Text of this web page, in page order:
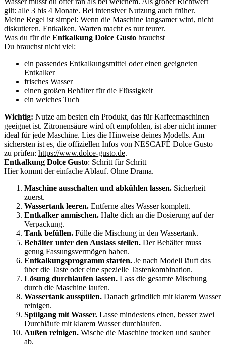
gilt: alle 3 bis 4 Monate. Bei intensiver Nutzung auch früher.
Meine Regel ist simpel: Wenn die Maschine langsamer wird, nicht
diskutieren. Entkalken. Warten macht es nur teurer.
Was du für die Entkalkung Dolce Gusto brauchst
Du brauchst nicht viel:
ein passendes Entkalkungsmittel oder einen geeigneten
Entkalker
frisches Wasser
einen großen Behälter für die Flüssigkeit
ein weiches Tuch
Wichtig: Nutze am besten ein Produkt, das für Kaffeemaschinen
geeignet ist. Zitronensäure wird oft empfohlen, ist aber nicht immer
ideal für jede Maschine. Lies die Hinweise deines Modells. Am
sichersten ist es, die offiziellen Infos von NESCAFÉ Dolce Gusto
zu prüfen: https://www.dolce-gusto.de.
Entkalkung Dolce Gusto: Schritt für Schritt
Hier kommt der einfache Ablauf. Ohne Drama.
Maschine ausschalten und abkühlen lassen. Sicherheit
zuerst.
Wassertank leeren. Entferne altes Wasser komplett.
Entkalker anmischen. Halte dich an die Dosierung auf der
Verpackung.
Tank befüllen. Fülle die Mischung in den Wassertank.
Behälter unter den Auslass stellen. Der Behälter muss
genug Fassungsvermögen haben.
Entkalkungsprogramm starten. Je nach Modell läuft das
über die Taste oder eine spezielle Tastenkombination.
Lösung durchlaufen lassen. Lass die gesamte Mischung
durch die Maschine laufen.
Wassertank ausspülen. Danach gründlich mit klarem Wasser
reinigen.
Spülgang mit Wasser. Lasse mindestens einen, besser zwei
Durchläufe mit klarem Wasser durchlaufen.
Außen reinigen. Wische die Maschine trocken und sauber
ab.